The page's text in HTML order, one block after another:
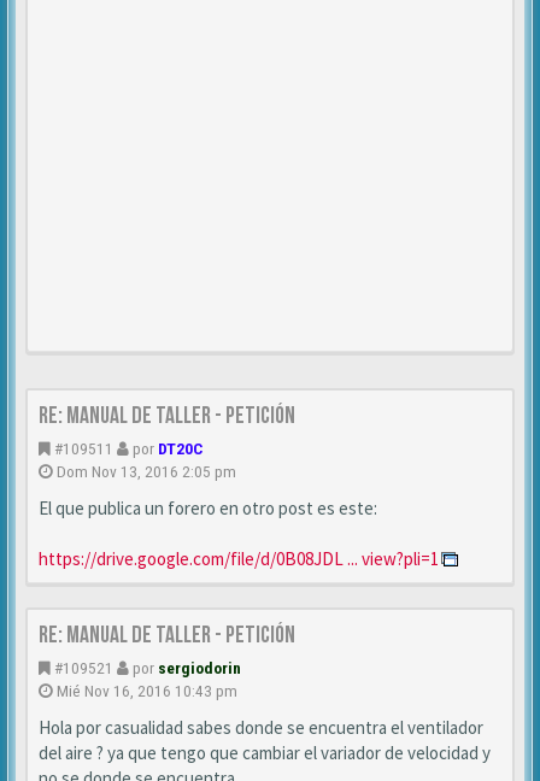
Re: MANUAL DE TALLER - Petición
#109511 por DT20C
Dom Nov 13, 2016 2:05 pm
El que publica un forero en otro post es este:
https://drive.google.com/file/d/0B08JDL ... view?pli=1
Re: MANUAL DE TALLER - Petición
#109521 por sergiodorin
Mié Nov 16, 2016 10:43 pm
Hola por casualidad sabes donde se encuentra el ventilador
del aire ? ya que tengo que cambiar el variador de velocidad y